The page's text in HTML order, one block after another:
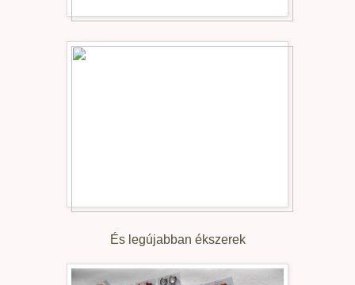
És legújabban ékszerek